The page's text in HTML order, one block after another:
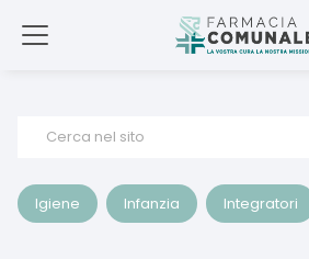
Cerca nel sito
Igiene Infanzia Integratori